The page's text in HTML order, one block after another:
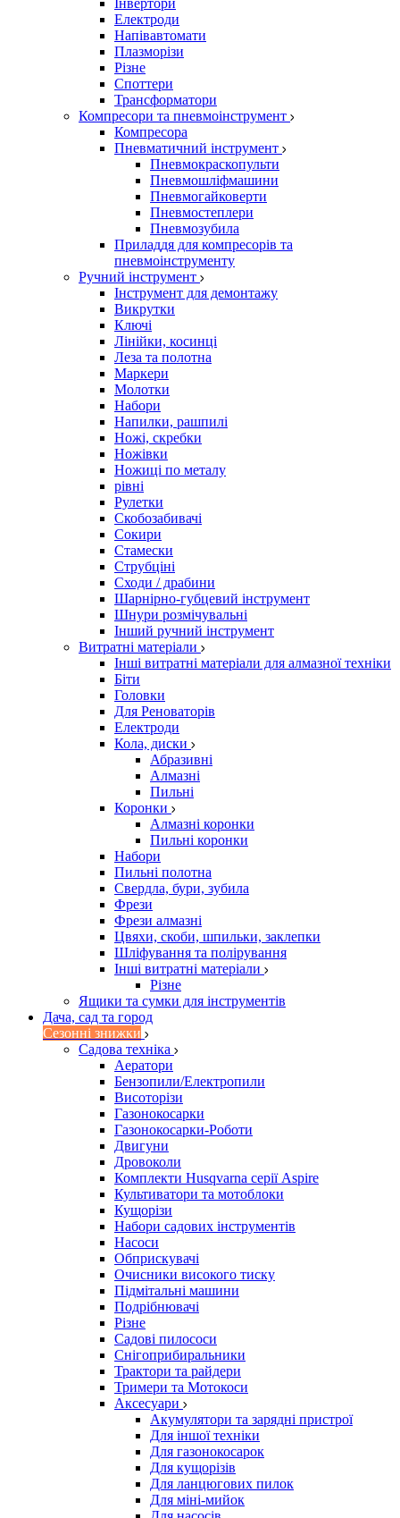
Інвертори
Електроди
Напівавтомати
Плазморізи
Різне
Споттери
Трансформатори
Компресори та пневмоінструмент
Компресора
Пневматичний інструмент
Пневмокраскопульти
Пневмошліфмашини
Пневмогайковерти
Пневмостеплери
Пневмозубила
Приладдя для компресорів та
пневмоінструменту
Ручний інструмент
Інструмент для демонтажу
Викрутки
Ключі
Лінійки, косинці
Леза та полотна
Маркери
Молотки
Набори
Напилки, рашпилі
Ножі, скребки
Ножівки
Ножиці по металу
рівні
Рулетки
Скобозабивачі
Сокири
Стамески
Струбціні
Сходи / драбини
Шарнірно-губцевий інструмент
Шнури розмічувальні
Інший ручний інструмент
Витратні матеріали
Інші витратні матеріали для алмазної техніки
Біти
Головки
Для Реноваторів
Електроди
Кола, диски
Абразивні
Алмазні
Пильні
Коронки
Алмазні коронки
Пильні коронки
Набори
Пильні полотна
Свердла, бури, зубила
Фрези
Фрези алмазні
Цвяхи, скоби, шпильки, заклепки
Шліфування та полірування
Інші витратні матеріали
Різне
Ящики та сумки для інструментів
Дача, сад та город
Сезонні знижки
Садова техніка
Аератори
Бензопили/Електропили
Висоторізи
Газонокосарки
Газонокосарки-Роботи
Двигуни
Дровоколи
Комплекти Husqvarna серії Aspire
Культиватори та мотоблоки
Кущорізи
Набори садових інструментів
Насоси
Обприскувачі
Очисники високого тиску
Підмітальні машини
Подрібнювачі
Різне
Садові пилососи
Снігоприбиральники
Трактори та райдери
Тримери та Мотокоси
Аксесуари
Акумулятори та зарядні пристрої
Для іншої техніки
Для газонокосарок
Для кущорізів
Для ланцюгових пилок
Для міні-мийок